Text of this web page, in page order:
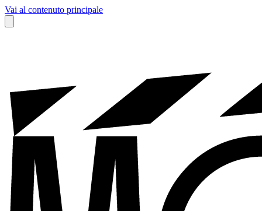
Vai al contenuto principale